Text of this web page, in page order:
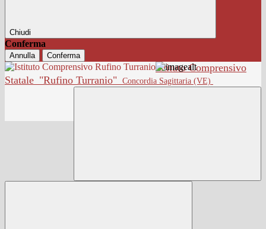
Chiudi
Conferma
Annulla Conferma
Istituto Comprensivo
Statale "Rufino Turranio" Concordia Sagittaria (VE)